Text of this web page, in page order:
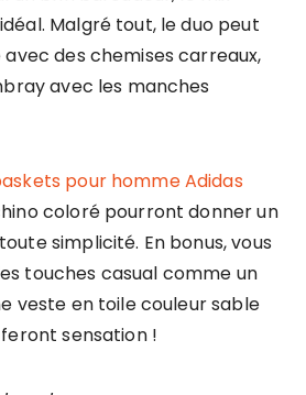
Malgré tout, le duo peut
des chemises carreaux,
avec les manches
pour homme Adidas
coloré pourront donner un
simplicité. En bonus, vous
touches casual comme un
veste en toile couleur sable
sensation !